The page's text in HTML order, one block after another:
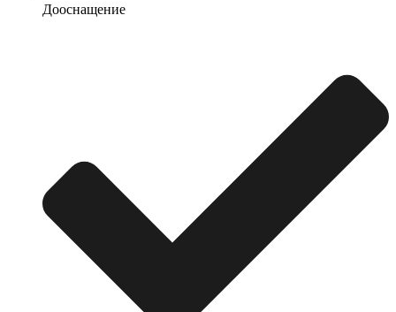
Дооснащение